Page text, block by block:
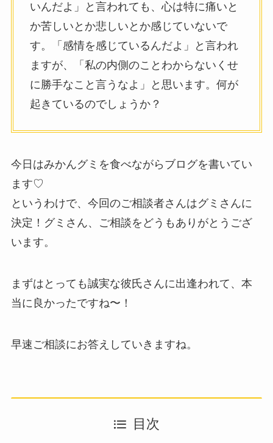
いんだよ」と言われても、心は特に痛いと
か苦しいとか悲しいとか感じていないで
す。「感情を感じているんだよ」と言われ
ますが、「私の内側のことわからないくせ
に勝手なこと言うなよ」と思います。何が
起きているのでしょうか？
今日はみかんグミを食べながらブログを書いてい
ます♡
というわけで、今回のご相談者さんはグミさんに
決定！グミさん、ご相談をどうもありがとうござ
います。
まずはとっても誠実な彼氏さんに出逢われて、本
当に良かったですね〜！
早速ご相談にお答えしていきますね。
目次